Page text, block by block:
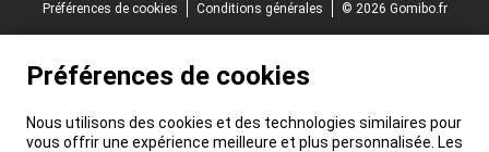
Préférences de cookies
Conditions générales © 2026 Gomibo.fr
Préférences de cookies
Nous utilisons des cookies et des technologies similaires pour
vous offrir une expérience meilleure et plus personnalisée. Les